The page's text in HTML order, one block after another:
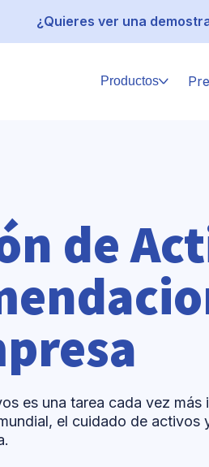
¿Quieres ver una
Productos
de
es una tarea cada vez
el cuidado de